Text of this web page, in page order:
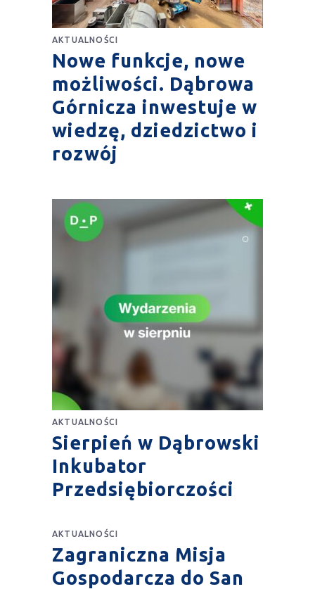
AKTUALNOŚCI
Nowe funkcje, nowe
możliwości. Dąbrowa
Górnicza inwestuje w
wiedzę, dziedzictwo i
rozwój
AKTUALNOŚCI
Sierpień w Dąbrowski
Inkubator
Przedsiębiorczości
AKTUALNOŚCI
Zagraniczna Misja
Gospodarcza do San